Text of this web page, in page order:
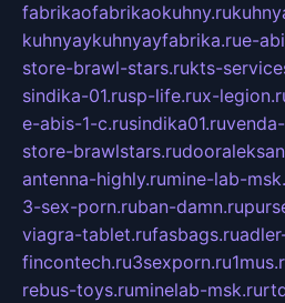
fabrikaofabrikaokuhny.ru
kuhnyaykuhnyayfabrika.rue-
store-brawl-stars.rukts-
sindika-01.rusp-life.rux-
e-abis-1-c.rusindika01.ru
store-brawlstars.ru
antenna-highly.rumine-lab-
3-sex-porn.ruban-damn.ru
viagra-tablet.rufasbags.ru
fincontech.ru3sexporn.ru
rebus-toys.ruminelab-msk.ru